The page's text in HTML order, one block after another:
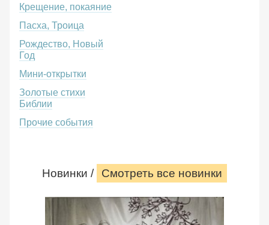
Крещение, покаяние
Пасха, Троица
Рождество, Новый
Год
Мини-открытки
Золотые стихи
Библии
Прочие события
Новинки / Смотреть все новинки